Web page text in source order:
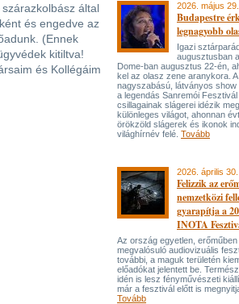
által
és engedve az
(Ennek
kitiltva!
és Kollégáim
2026. május 29.
Budapestre
legnagyobb
Igazi
augusztusban
Dome-ban augusztus 22-én,
kel az olasz zene aranykora. A
nagyszabású, látványos show
a legendás Sanremói Fesztivál
csillagainak slágerei idézik
különleges világot, ahonnan
örökzöld slágerek és ikonok
világhírnév felé. Tovább
2026. április 30.
Felizzik az
nemzetközi
gyarapítja a
INOTA
Az ország egyetlen, erőműben
megvalósuló audiovizuális
további, a maguk területén
előadókat jelentett be.
idén is lesz fényművészeti
már a fesztivál előtt is
Tovább